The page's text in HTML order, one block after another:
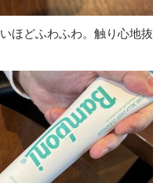
ほどふわふわ。触り心地抜